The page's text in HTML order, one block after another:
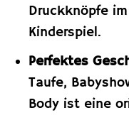
Druckknöpfe
Kinderspiel.
Perfektes
Taufe,
Body ist eine